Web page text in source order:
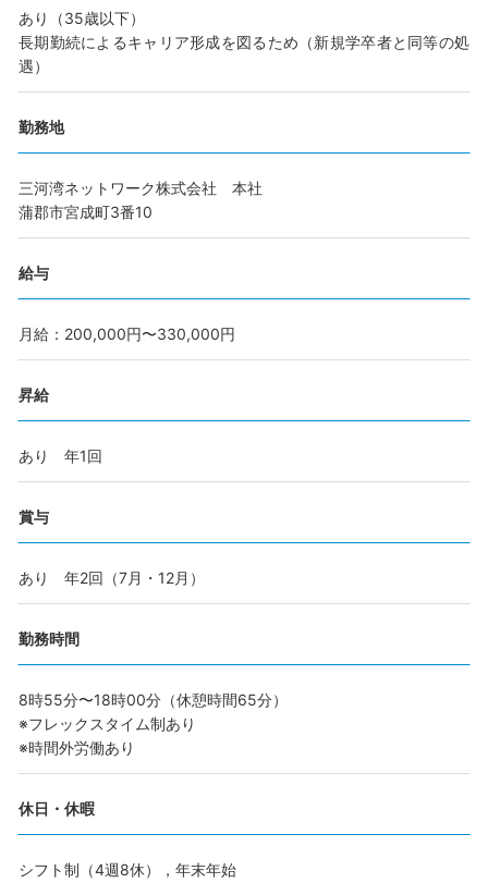
あり（35歳以下）
長期勤続によるキャリア形成を図るため（新規学卒者と同等の処
遇）
勤務地
三河湾ネットワーク株式会社 本社
蒲郡市宮成町3番10
給与
月給：200,000円〜330,000円
昇給
あり 年1回
賞与
あり 年2回（7月・12月）
勤務時間
8時55分〜18時00分（休憩時間65分）
※フレックスタイム制あり
※時間外労働あり
休日・休暇
シフト制（4週8休），年末年始